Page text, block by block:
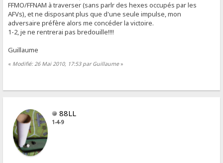
FFMO/FFNAM à traverser (sans parlr des hexes occupés par les
AFVs), et ne disposant plus que d'une seule impulse, mon
adversaire préfère alors me concéder la victoire.
1-2, je ne rentrerai pas bredouille!!!!
Guillaume
« Modifié: 26 Mai 2010, 17:53 par Guillaume»
88LL
1-4-9